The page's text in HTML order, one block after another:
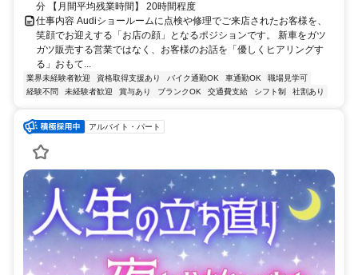
分 【月間平均残業時間】 20時間程度
仕事内容 Audiショールームに点検や修理でご来店されたお客様を、
笑顔でお迎えする「お店の顔」となるポジションです。 新車をガツ
ガツ販売する営業ではなく、お客様のお話を「優しくヒアリングす
る」おもて...
業界未経験者歓迎 資格取得支援あり バイク通勤OK 車通勤OK
職場見学可
経験不問
未経験者歓迎 賞与あり ブランクOK 交通費支給 シフト制 社割あり
アルバイト・パート